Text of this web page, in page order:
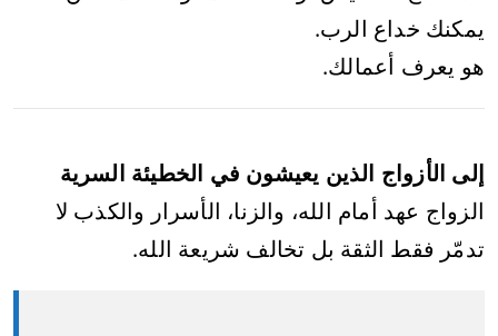
يمكنك خداع الرب.
هو يعرف أعمالك.
إلى الأزواج الذين يعيشون في الخطيئة السرية
الزواج عهد أمام الله، والزنا، الأسرار والكذب لا
تدمّر فقط الثقة بل تخالف شريعة الله.